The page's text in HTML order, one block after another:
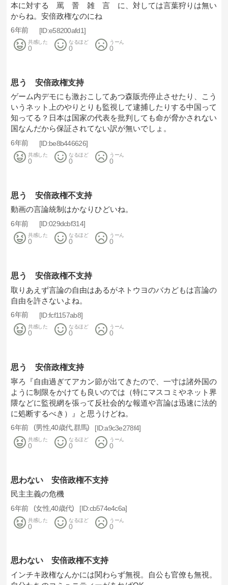
本に対する 罵 詈 雑 言 に、対しては言葉狩りは無い
からね。安倍政権なのにね
6年前 e58200afd1
共感した
0
なるほど
0
うーん
0
思う 安倍政権支持
ゲーム内デモにも激おこしてあつ森販売停止させたり、こう
いうネット上のやりとりも監視して逮捕したりする中国って
知ってる？日本は国家の代表を批判しても命が脅かされない
国なんだから保証されてない訳が無いでしょ。
6年前 be8b446626
共感した
0
なるほど
0
うーん
0
思う 安倍政権不支持
動画の言論統制はかなりひどいね。
6年前 029dcbf314
共感した
0
なるほど
0
うーん
0
思う 安倍政権不支持
取りあえず言論の自由はあるがネトウヨのバカどもは言論の
自由を許さないよね。
6年前 fcf1157ab8
共感した
0
なるほど
0
うーん
0
思う 安倍政権支持
寧ろ『自由過ぎてアカン節が出てきたので、一寸は諸外国の
ように制限をかけても良いのでは（特にマスコミやネット界
隈などに監視網を張って反社会的な報道や言論は迅速に法的
に処断するべき）』と思うけどね。
6年前 男性 40歳代 群馬 a9c3e278f4
共感した
0
なるほど
0
うーん
0
思わない 安倍政権不支持
民主主義の危機
6年前 女性 40歳代 cb574e4c6a
共感した
0
なるほど
0
うーん
0
思わない 安倍政権不支持
インチキ政権なんかには関わらず無視。自公も官僚も無視。